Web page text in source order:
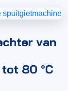
van
80 °C